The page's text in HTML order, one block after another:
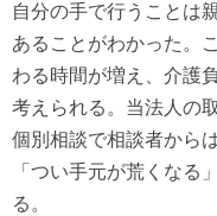
自分の手で行うことは
あることがわかった。
わる時間が増え、介護
考えられる。当法人の
個別相談で相談者から
「つい手元が荒くなる
る。